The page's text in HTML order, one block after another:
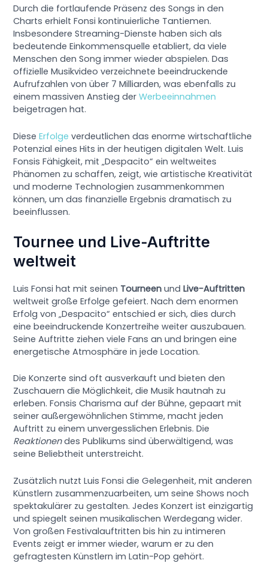
Durch die fortlaufende Präsenz des Songs in den
Charts erhielt Fonsi kontinuierliche Tantiemen.
Insbesondere Streaming-Dienste haben sich als
bedeutende Einkommensquelle etabliert, da viele
Menschen den Song immer wieder abspielen. Das
offizielle Musikvideo verzeichnete beeindruckende
Aufrufzahlen von über 7 Milliarden, was ebenfalls zu
einem massiven Anstieg derWerbeeinnahmen
beigetragen hat.
DieseErfolge verdeutlichen das enorme wirtschaftliche
Potenzial eines Hits in der heutigen digitalen Welt. Luis
Fonsis Fähigkeit, mit „Despacito“ ein weltweites
Phänomen zu schaffen, zeigt, wie artistische Kreativität
und moderne Technologien zusammenkommen
können, um das finanzielle Ergebnis dramatisch zu
beeinflussen.
Tournee und Live-Auftritte
weltweit
Luis Fonsi hat mit seinen Tourneen undLive-Auftritten
weltweit große Erfolge gefeiert. Nach dem enormen
Erfolg von „Despacito“ entschied er sich, dies durch
eine beeindruckende Konzertreihe weiter auszubauen.
Seine Auftritte ziehen viele Fans an und bringen eine
energetische Atmosphäre in jede Location.
Die Konzerte sind oft ausverkauft und bieten den
Zuschauern die Möglichkeit, die Musik hautnah zu
erleben. Fonsis Charisma auf der Bühne, gepaart mit
seiner außergewöhnlichen Stimme, macht jeden
Auftritt zu einem unvergesslichen Erlebnis. Die
Reaktionendes Publikums sind überwältigend, was
seine Beliebtheit unterstreicht.
Zusätzlich nutzt Luis Fonsi die Gelegenheit, mit anderen
Künstlern zusammenzuarbeiten, um seine Shows noch
spektakulärer zu gestalten. Jedes Konzert ist einzigartig
und spiegelt seinen musikalischen Werdegang wider.
Von großen Festivalauftritten bis hin zu intimeren
Events zeigt er immer wieder, warum er zu den
gefragtesten Künstlern im Latin-Pop gehört.